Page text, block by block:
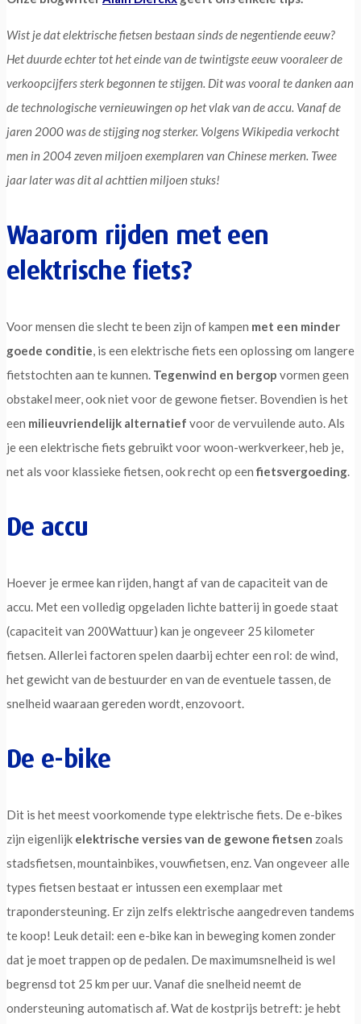
Wist je dat elektrische fietsen bestaan sinds de negentiende eeuw?
Het duurde echter tot het einde van de twintigste eeuw vooraleer de
verkoopcijfers sterk begonnen te stijgen. Dit was vooral te danken aan
de technologische vernieuwingen op het vlak van de accu. Vanaf de
jaren 2000 was de stijging nog sterker. Volgens Wikipedia verkocht
men in 2004 zeven miljoen exemplaren van Chinese merken. Twee
jaar later was dit al achttien miljoen stuks!
Waarom rijden met een
elektrische fiets?
Voor mensen die slecht te been zijn of kampen met een minder
goede conditie, is een elektrische fiets een oplossing om langere
fietstochten aan te kunnen. Tegenwind en bergop vormen geen
obstakel meer, ook niet voor de gewone fietser. Bovendien is het
een milieuvriendelijk alternatief voor de vervuilende auto. Als
je een elektrische fiets gebruikt voor woon-werkverkeer, heb je,
net als voor klassieke fietsen, ook recht op een fietsvergoeding.
De accu
Hoever je ermee kan rijden, hangt af van de capaciteit van de
accu. Met een volledig opgeladen lichte batterij in goede staat
(capaciteit van 200Wattuur) kan je ongeveer 25 kilometer
fietsen. Allerlei factoren spelen daarbij echter een rol: de wind,
het gewicht van de bestuurder en van de eventuele tassen, de
snelheid waaraan gereden wordt, enzovoort.
De e-bike
Dit is het meest voorkomende type elektrische fiets. De e-bikes
zijn eigenlijk elektrische versies van de gewone fietsen zoals
stadsfietsen, mountainbikes, vouwfietsen, enz. Van ongeveer alle
types fietsen bestaat er intussen een exemplaar met
trapondersteuning. Er zijn zelfs elektrische aangedreven tandems
te koop! Leuk detail: een e-bike kan in beweging komen zonder
dat je moet trappen op de pedalen. De maximumsnelheid is wel
begrensd tot 25 km per uur. Vanaf die snelheid neemt de
ondersteuning automatisch af. Wat de kostprijs betreft: je hebt